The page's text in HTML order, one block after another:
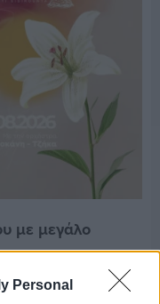
Personal
με μεγάλο